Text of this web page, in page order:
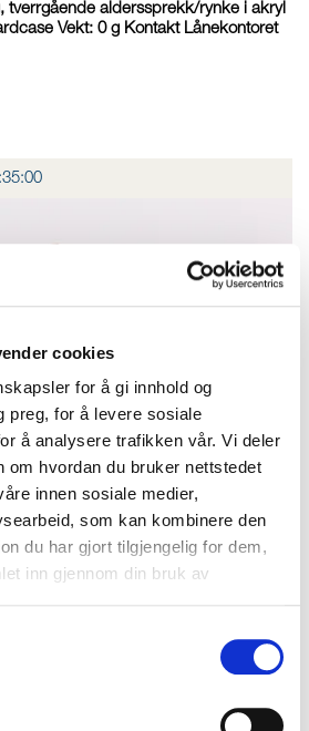
cookies
for å gi innhold og
preg, for å levere sosiale
å analysere trafikken vår. Vi deler
om hvordan du bruker nettstedet
innen sosiale medier,
som kan kombinere den
du har gjort tilgjengelig for dem,
inn gjennom din bruk av
tverrgående alderssprekk/rynke i akryl
Vekt: 0 g Kontakt Lånekontoret